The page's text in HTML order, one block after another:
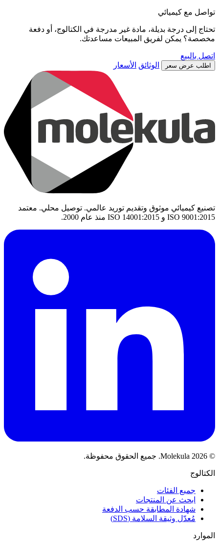
تواصل مع كيميائي
تحتاج إلى درجة بديلة، مادة غير مدرجة في الكتالوج، أو دفعة
مخصصة؟ يمكن لفريق المبيعات مساعدتك.
اتصل بالبيع
اطلب عرض سعر الوثائق الأسعار
تصنيع كيميائي موثوق وتقديم توريد عالمي. توصيل محلي. معتمد
ISO 9001:2015 و ISO 14001:2015 منذ عام 2000.
© 2026 Molekula. جميع الحقوق محفوظة.
الكتالوج
جميع الفئات
ابحث عن المنتجات
شهادة المطابقة حسب الدفعة
مُعدّل وثيقة السلامة (SDS)
الموارد